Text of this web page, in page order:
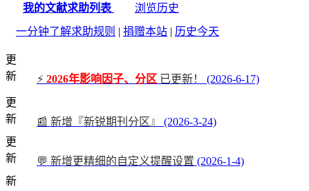
我的文献求助列表
浏览历史
一分钟了解求助规则 | 捐赠本站 | 历史今天
更
新
⚡ 2026年影响因子、分区 已更新！
(2026-6-17)
更
新
📰 新增『新锐期刊分区』
(2026-3-24)
更
新
💬 新增更精细的自定义提醒设置 (2026-1-4)
新